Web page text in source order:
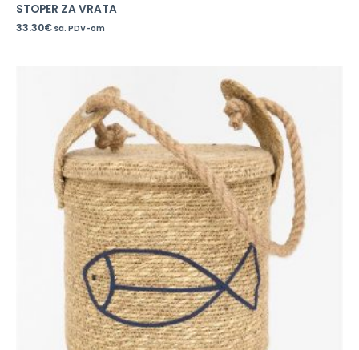
STOPER ZA VRATA
33.30€ sa. PDV-om